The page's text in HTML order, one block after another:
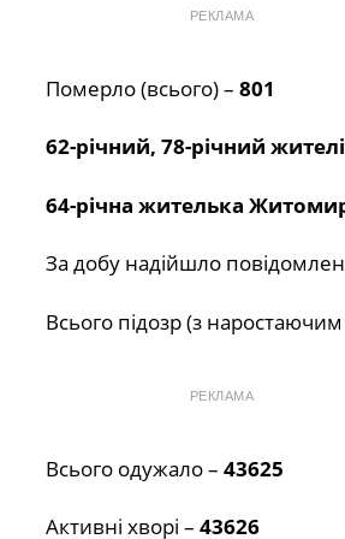
РЕКЛАМА
Померло (всього) – 801
62-річний, 78-річний
64-річна жителька
За добу надійшло
Всього підозр (з
РЕКЛАМА
Всього одужало – 43625
Активні хворі – 43626